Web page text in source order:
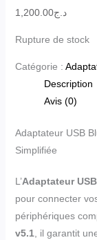
د.ج1,200.00
Rupture de stock
Catégorie :
Description
Avis (0)
Adaptateur USB
Simplifiée
L’Adaptateur
pour connecter
périphériques
v5.1, il garantit